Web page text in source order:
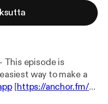
[https://anchor.fm/a